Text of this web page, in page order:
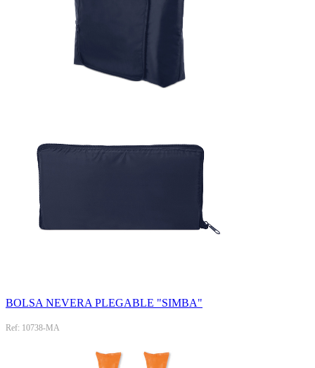
BOLSA NEVERA PLEGABLE "SIMBA"
Ref: 10738-MA